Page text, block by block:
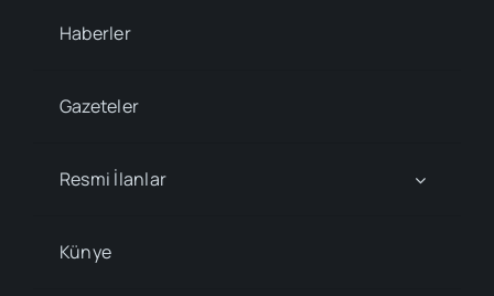
Haberler
Gazeteler
Resmi İlanlar
Künye